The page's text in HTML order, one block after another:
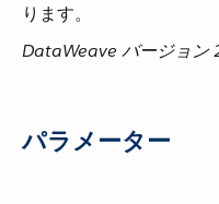
ります。
DataWeave バージョン
パラメーター